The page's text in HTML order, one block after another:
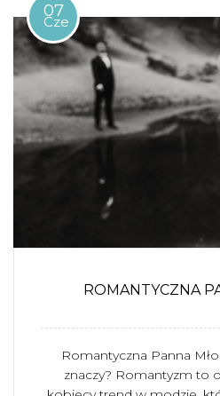
07
Cze
ROMANTYCZNA
Romantyczna Panna
znaczy? Romantyzm to